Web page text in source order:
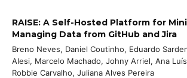
RAISE: A Self-Hosted Platform for
Managing Data from GitHub and Jira
Breno Neves, Daniel Coutinho, Eduardo
Alesi, Marcelo Machado, Johny Arriel, Ana
Robbie Carvalho, Juliana Alves Pereira